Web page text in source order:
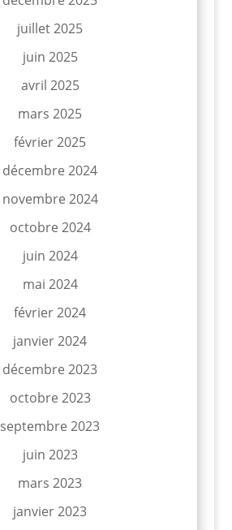
juillet 2025
juin 2025
avril 2025
mars 2025
février 2025
décembre 2024
novembre 2024
octobre 2024
juin 2024
mai 2024
février 2024
janvier 2024
décembre 2023
octobre 2023
septembre 2023
juin 2023
mars 2023
janvier 2023